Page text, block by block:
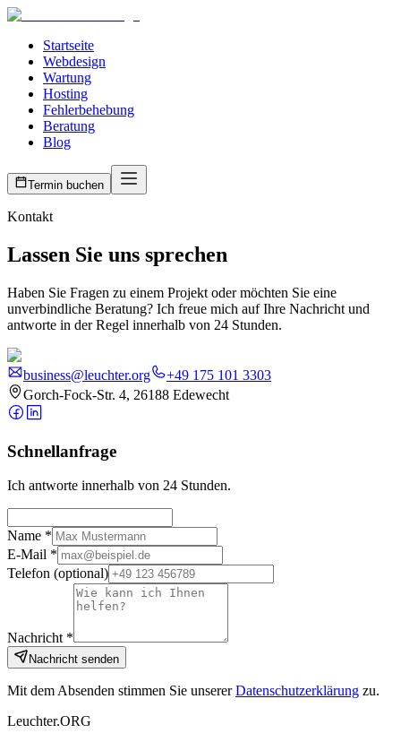
Startseite
Webdesign
Wartung
Hosting
Fehlerbehebung
Beratung
Blog
Termin buchen
Kontakt
Lassen Sie uns sprechen
Haben Sie Fragen zu einem Projekt oder möchten Sie eine
unverbindliche Beratung? Ich freue mich auf Ihre Nachricht und
antworte in der Regel innerhalb von 24 Stunden.
business@leuchter.org
+49 175 101 3303
Gorch-Fock-Str. 4, 26188 Edewecht
Schnellanfrage
Ich antworte innerhalb von 24 Stunden.
Name *
E-Mail *
Telefon (optional)
Nachricht *
Nachricht senden
Mit dem Absenden stimmen Sie unserer Datenschutzerklärung zu.
Leuchter.ORG